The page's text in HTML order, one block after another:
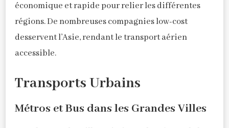
économique et rapide pour relier les différentes
régions. De nombreuses compagnies low-cost
desservent l’Asie, rendant le transport aérien
accessible.
Transports Urbains
Métros et Bus dans les Grandes Villes